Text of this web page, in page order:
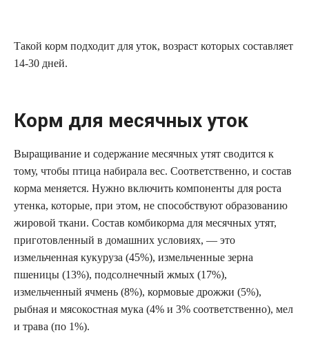
Такой корм подходит для уток, возраст которых составляет
14-30 дней.
Корм для месячных уток
Выращивание и содержание месячных утят сводится к
тому, чтобы птица набирала вес. Соответственно, и состав
корма меняется. Нужно включить компоненты для роста
утенка, которые, при этом, не способствуют образованию
жировой ткани. Состав комбикорма для месячных утят,
приготовленный в домашних условиях, — это
измельченная кукуруза (45%), измельченные зерна
пшеницы (13%), подсолнечный жмых (17%),
измельченный ячмень (8%), кормовые дрожжи (5%),
рыбная и мясокостная мука (4% и 3% соответственно), мел
и трава (по 1%).